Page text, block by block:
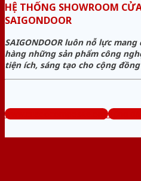
HỆ THỐNG SHOWROOM
SAIGONDOOR
SAIGONDOOR luôn nỗ lực
hàng những sản phẩm công
tiện ích, sáng tạo cho cộng
www.cuagocomposite.org Tổng